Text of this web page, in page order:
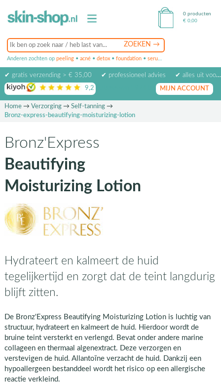
Anderen zochten op peeling • acné • detox • foundation • serum
0 producten
€ 0,00
✔ gratis verzending > € 35,00 ✔ professioneel advies
✔ alles uit voorraad leverbaar
9,2 op basis van beoordelingen
MIJN ACCOUNT
Home→ Verzorging→ Self-tanning→
Bronz-express-beautifying-moisturizing-lotion
Bronz'Express
Beautifying
Moisturizing Lotion
Hydrateert en kalmeert de huid
tegelijkertijd en zorgt dat de teint langdurig
blijft zitten.
De Bronz'Express Beautifying Moisturizing Lotion is luchtig van
structuur, hydrateert en kalmeert de huid. Hierdoor wordt de
bruine teint versterkt en verlengd. Bevat onder andere marine
collageen en thermaal algenextract. Deze verzorgen en
verstevigen de huid. Allantoïne verzacht de huid. Dankzij een
hypoallergeen bestanddeel wordt het risico op een allergische
reactie verkleind.